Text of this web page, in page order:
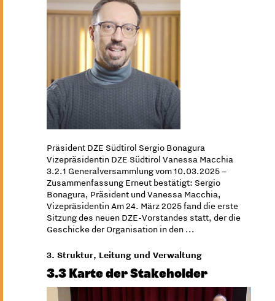
Präsident DZE Südtirol Sergio Bonagura
Vizepräsidentin DZE Südtirol Vanessa Macchia
3.2.1 Generalversammlung vom 10.03.2025 –
Zusammenfassung Erneut bestätigt: Sergio
Bonagura, Präsident und Vanessa Macchia,
Vizepräsidentin Am 24. März 2025 fand die erste
Sitzung des neuen DZE-Vorstandes statt, der die
Geschicke der Organisation in den ...
3. Struktur, Leitung und Verwaltung
3.3 Karte der Stakeholder